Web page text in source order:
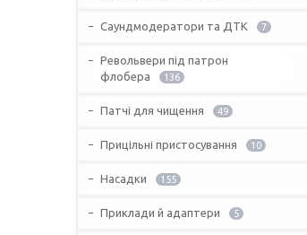
Саундмодератори та ДТК 7
Револьвери під патрон
флобера
136
Патчі для чищення 49
Прицільні пристосування 10
Насадки 155
Приклади й адаптери 5